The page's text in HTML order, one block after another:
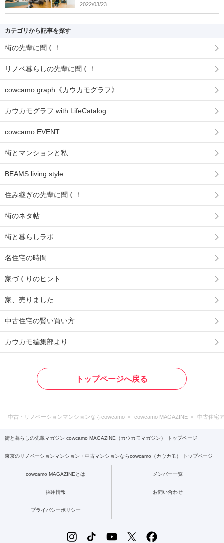
2022/03/23
カテゴリから記事を探す
街の先輩に聞く！
リノベ暮らしの先輩に聞く！
cowcamo graph《カウカモグラフ》
カウカモグラフ with LifeCatalog
cowcamo EVENT
街とマンションと私
BEAMS living style
住み継ぎの先輩に聞く！
街のネタ帖
街と暮らしラボ
名住宅の時間
家づくりのヒント
家、売りました
中古住宅の賢い買い方
カウカモ編集部より
トップページへ戻る
中古・リノベーションマンションならcowcamo cowcamo MAGAZINE 中古住宅
街と暮らしの先輩マガジン cowcamo MAGAZINE（カウカモマガジン） トップページ
東京のリノベーションマンション・中古マンションならcowcamo（カウカモ） トップページ
cowcamo MAGAZINEとは メンバー一覧
採用情報 お問い合わせ
プライバシーポリシー